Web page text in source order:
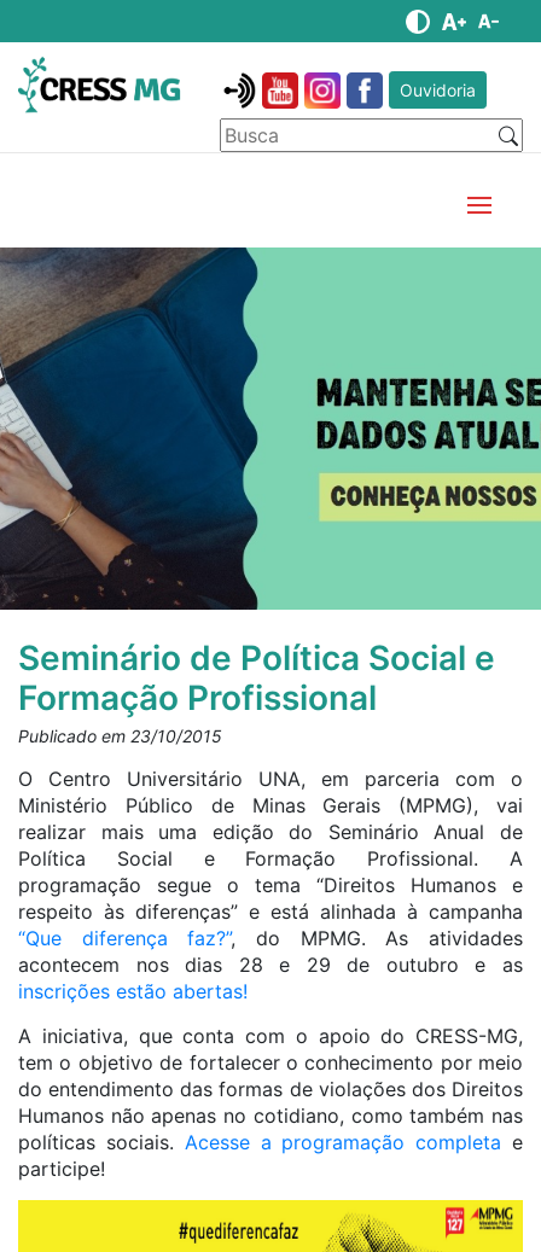
Ouvidoria
Seminário de Política Social e
Formação Profissional
Publicado em 23/10/2015
O Centro Universitário UNA, em parceria com o
Ministério Público de Minas Gerais (MPMG), vai
realizar mais uma edição do Seminário Anual de
Política Social e Formação Profissional. A
programação segue o tema “Direitos Humanos e
respeito às diferenças” e está alinhada à campanha
“Que diferença faz?”, do MPMG. As atividades
acontecem nos dias 28 e 29 de outubro e as
inscrições estão abertas!
A iniciativa, que conta com o apoio do CRESS-MG,
tem o objetivo de fortalecer o conhecimento por meio
do entendimento das formas de violações dos Direitos
Humanos não apenas no cotidiano, como também nas
políticas sociais. Acesse a programação completa e
participe!